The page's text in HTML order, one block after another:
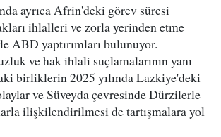
ayrıca Afrin'deki görev süresi
ihlalleri ve zorla yerinden etme
ABD yaptırımları bulunuyor.
ve hak ihlali suçlamalarının yanı
birliklerin 2025 yılında Lazkiye'deki
ve Süveyda çevresinde Dürzilerle
ilişkilendirilmesi de tartışmalara yol